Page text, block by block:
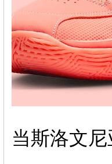
当斯洛文